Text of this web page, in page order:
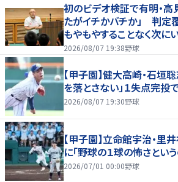
初のビデオ検証で有明・高
たがイチかバチか」 判定覆
もやもやすることなく次に
2026/08/07 19:38野球
【甲子園】健大高崎・石垣
を落とさない」１失点完投
2026/08/07 19:30野球
【甲子園】立命館宇治・
に「野球の１球の怖さとい
2026/07/01 00:00野球